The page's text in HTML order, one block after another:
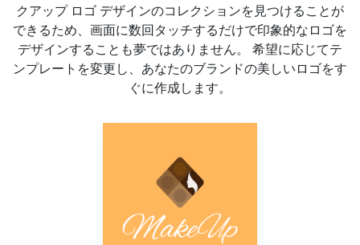
クアップ ロゴ デザインのコレクションを見つけることが
できるため、画面に数回タッチするだけで印象的なロゴを
デザインすることも夢ではありません。 希望に応じてテ
ンプレートを変更し、あなたのブランドの美しいロゴをす
ぐに作成します。